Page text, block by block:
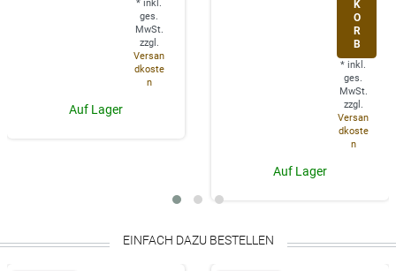
* inkl.
ges.
MwSt.
zzgl.
Versan
dkoste
n
Auf Lager
K
O
R
B
* inkl.
ges.
MwSt.
zzgl.
Versan
dkoste
n
Auf Lager
EINFACH DAZU BESTELLEN